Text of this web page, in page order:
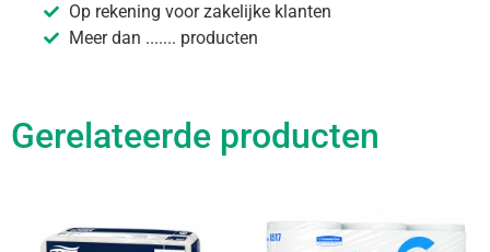
Op rekening voor zakelijke klanten
Meer dan ....... producten
Gerelateerde producten